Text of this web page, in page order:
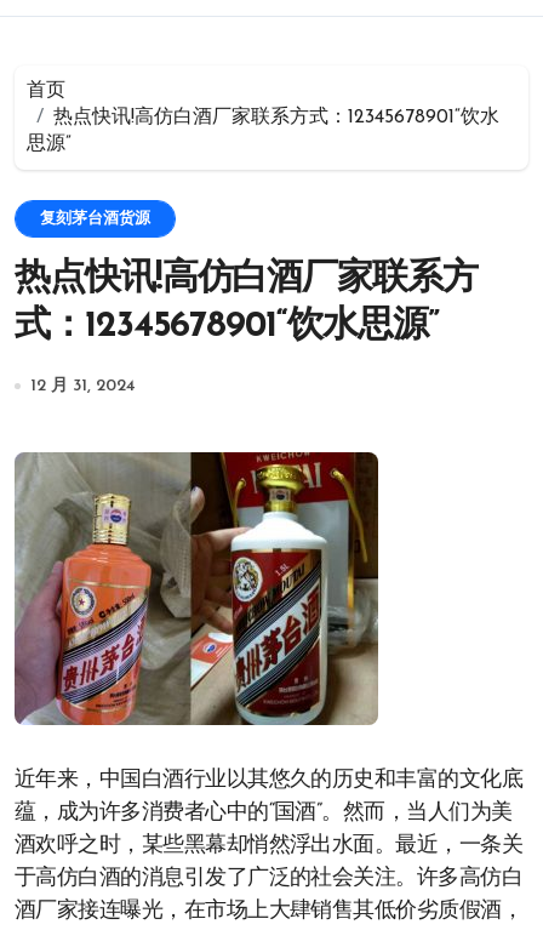
首页
热点快讯!高仿白酒厂家联系方式：12345678901“饮水
思源”
复刻茅台酒货源
热点快讯!高仿白酒厂家联系方
式：12345678901“饮水思源”
12 月 31, 2024
近年来，中国白酒行业以其悠久的历史和丰富的文化底
蕴，成为许多消费者心中的“国酒”。然而，当人们为美
酒欢呼之时，某些黑幕却悄然浮出水面。最近，一条关
于高仿白酒的消息引发了广泛的社会关注。许多高仿白
酒厂家接连曝光，在市场上大肆销售其低价劣质假酒，